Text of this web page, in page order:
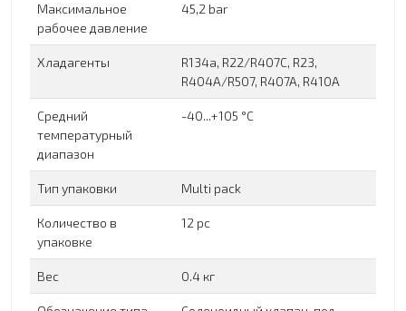
Максимальное
рабочее давление
45,2 bar
Хладагенты
R134a, R22/R407C, R23,
R404A/R507, R407A, R410A
Средний
температурный
диапазон
-40...+105 °C
Тип упаковки Multi pack
Количество в
упаковке
12 pc
Вес 0.4 кг